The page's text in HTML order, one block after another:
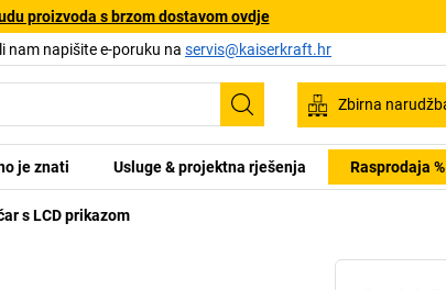
proizvoda s brzom dostavom ovdje
nam napišite e-poruku na servis@kaiserkraft.hr
Pretraživanje
Zbirna
je znati Usluge & projektna rješenja Rasprodaja %
s LCD prikazom